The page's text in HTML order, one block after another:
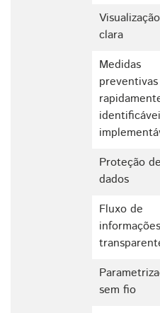
Visualização
clara
Medidas
preventivas
Proteção de
dados
Fluxo de
informações
sem fio